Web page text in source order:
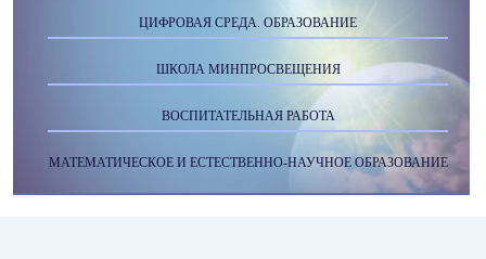
ЦИФРОВАЯ СРЕДА. ОБРАЗОВАНИЕ
ШКОЛА МИНПРОСВЕЩЕНИЯ
ВОСПИТАТЕЛЬНАЯ РАБОТА
МАТЕМАТИЧЕСКОЕ И ЕСТЕСТВЕННО-НАУЧНОЕ ОБРАЗОВАНИЕ